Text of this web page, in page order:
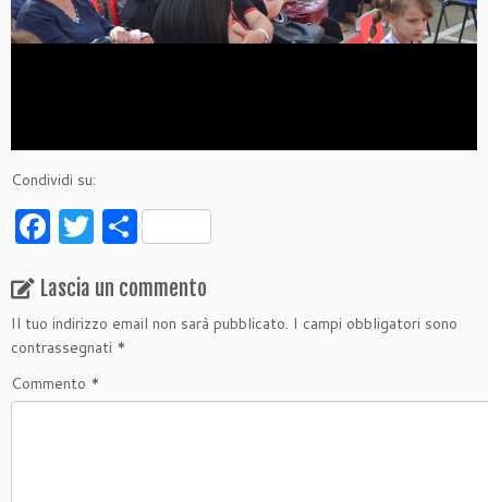
Condividi su:
F
a
c
e
b
o
T
w
itt
er
C
o
n
di
di
Lascia un commento
Il tuo indirizzo email non sarà pubblicato. I campi obbligatori sono
contrassegnati *
Commento *